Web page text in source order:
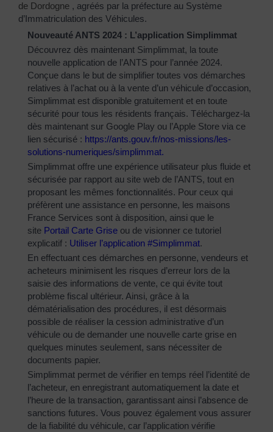
de Dordogne , agréés par la préfecture au Système
d’Immatriculation des Véhicules.
Nouveauté ANTS 2024 : L’application Simplimmat
Découvrez dès maintenant Simplimmat, la toute
nouvelle application de l’ANTS pour l’année 2024.
Conçue dans le but de simplifier toutes vos démarches
relatives à l’achat ou à la vente d’un véhicule d’occasion,
Simplimmat est disponible gratuitement et en toute
sécurité pour tous les résidents français. Téléchargez-la
dès maintenant sur Google Play ou l’Apple Store via ce
lien sécurisé : https://ants.gouv.fr/nos-missions/les-
solutions-numeriques/simplimmat.
Simplimmat offre une expérience utilisateur plus fluide et
sécurisée par rapport au site web de l’ANTS, tout en
proposant les mêmes fonctionnalités. Pour ceux qui
préfèrent une assistance en personne, les maisons
France Services sont à disposition, ainsi que le
site Portail Carte Grise ou de visionner ce tutoriel
explicatif : Utiliser l’application #Simplimmat.
En effectuant ces démarches en personne, vendeurs et
acheteurs minimisent les risques d’erreur lors de la
saisie des informations de vente, ce qui évite tout
problème fiscal ultérieur. Ainsi, grâce à la
dématérialisation des procédures, il est désormais
possible de réaliser la cession administrative d’un
véhicule ou de demander une nouvelle carte grise en
quelques minutes seulement, sans nécessiter de
documents papier.
Simplimmat permet de vérifier en temps réel l’identité de
l’acheteur, en enregistrant automatiquement la date et
l’heure de la transaction, garantissant ainsi l’absence de
sanctions futures. Vous pouvez également vous assurer
de la fiabilité du véhicule, car l’application vérifie